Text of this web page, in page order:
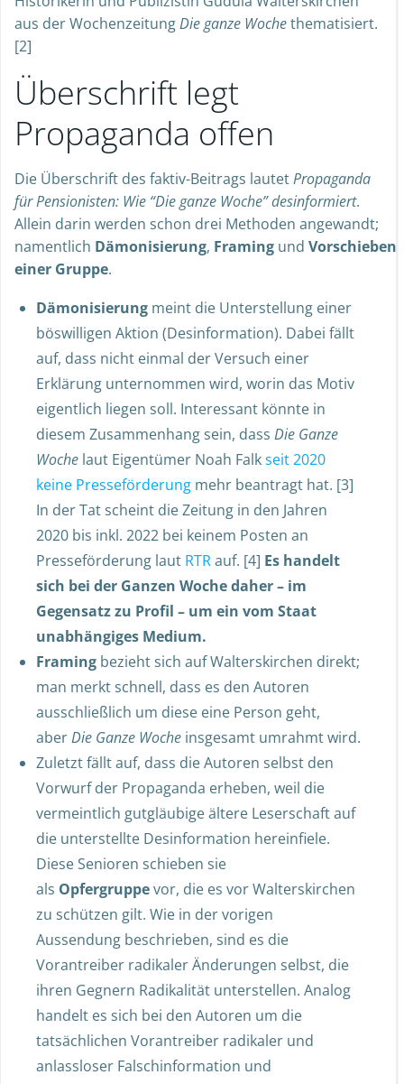
aus der WochenzeitungDie ganze Wochethematisiert.
[2]
Überschrift legt
Propaganda offen
Die Überschrift des faktiv-Beitrags lautetPropaganda
für Pensionisten: Wie “Die ganze Woche” desinformiert.
Allein darin werden schon drei Methoden angewandt;
namentlich Dämonisierung, Framing und Vorschieben
einer Gruppe.
Dämonisierung meint die Unterstellung einer
böswilligen Aktion (Desinformation). Dabei fällt
auf, dass nicht einmal der Versuch einer
Erklärung unternommen wird, worin das Motiv
eigentlich liegen soll. Interessant könnte in
diesem Zusammenhang sein, dass Die Ganze
Woche laut Eigentümer Noah Falkseit 2020
keine Presseförderung mehr beantragt hat. [3]
In der Tat scheint die Zeitung in den Jahren
2020 bis inkl. 2022 bei keinem Posten an
Presseförderung laut RTRauf. [4] Es handelt
sich bei der Ganzen Woche daher – im
Gegensatz zu Profil – um ein vom Staat
unabhängiges Medium.
Framing bezieht sich auf Walterskirchen direkt;
man merkt schnell, dass es den Autoren
ausschließlich um diese eine Person geht,
aberDie Ganze Woche insgesamt umrahmt wird.
Zuletzt fällt auf, dass die Autoren selbst den
Vorwurf der Propaganda erheben, weil die
vermeintlich gutgläubige ältere Leserschaft auf
die unterstellte Desinformation hereinfiele.
Diese Senioren schieben sie
als Opfergruppevor, die es vor Walterskirchen
zu schützen gilt. Wie in der vorigen
Aussendung beschrieben, sind es die
Vorantreiber radikaler Änderungen selbst, die
ihren Gegnern Radikalität unterstellen. Analog
handelt es sich bei den Autoren um die
tatsächlichen Vorantreiber radikaler und
anlassloser Falschinformation und